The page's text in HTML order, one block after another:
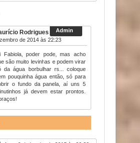
Rodrigues
9 de
de 2014 às 22:23
Fabiola, poder pode, mas acho
são muito levinhas e podem virar
da água borbulhar rs... coloque
pouquinha água então, só para
o fundo da panela, aí uns 5
já devem estar prontos.